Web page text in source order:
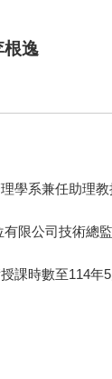
根逸
學系兼任助理教
限公司技術總監
課時數至114年